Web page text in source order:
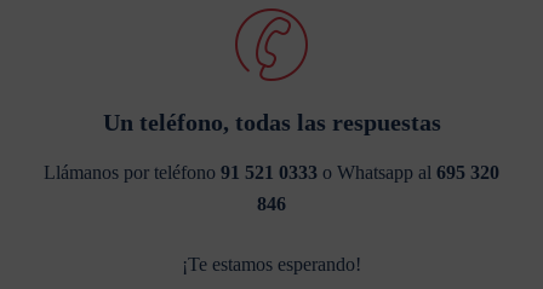
Un teléfono, todas las respuestas
Llámanos por teléfono 91 521 0333 o Whatsapp al 695 320
846
¡Te estamos esperando!